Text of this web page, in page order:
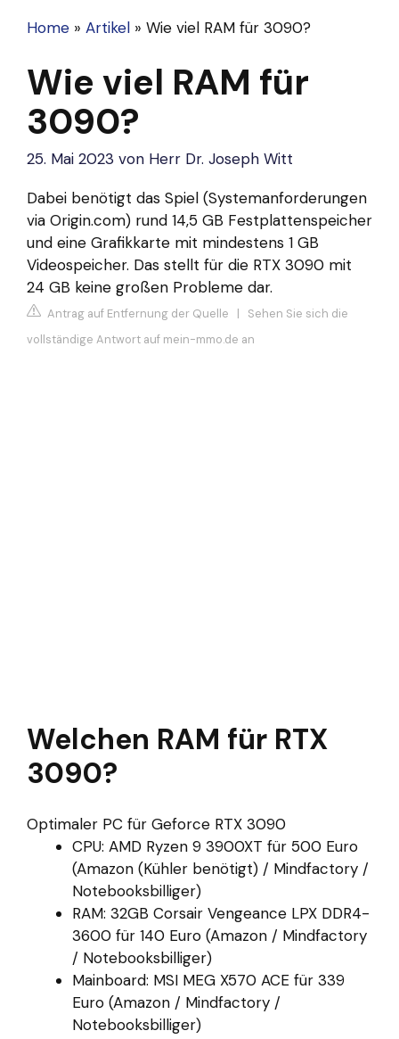
Home » Artikel » Wie viel RAM für 3090?
Wie viel RAM für
3090?
25. Mai 2023 von Herr Dr. Joseph Witt
Dabei benötigt das Spiel (Systemanforderungen
via Origin.com) rund 14,5 GB Festplattenspeicher
und eine Grafikkarte mit mindestens 1 GB
Videospeicher. Das stellt für die RTX 3090 mit
24 GB keine großen Probleme dar.
Antrag auf Entfernung der Quelle | Sehen Sie sich die
vollständige Antwort auf mein-mmo.de an
Welchen RAM für RTX
3090?
Optimaler PC für Geforce RTX 3090
CPU: AMD Ryzen 9 3900XT für 500 Euro
(Amazon (Kühler benötigt) / Mindfactory /
Notebooksbilliger)
RAM: 32GB Corsair Vengeance LPX DDR4-
3600 für 140 Euro (Amazon / Mindfactory
/ Notebooksbilliger)
Mainboard: MSI MEG X570 ACE für 339
Euro (Amazon / Mindfactory /
Notebooksbilliger)